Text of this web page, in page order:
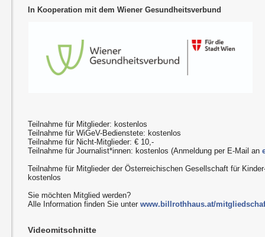
In Kooperation mit dem Wiener Gesundheitsverbund
Teilnahme für Mitglieder: kostenlos
Teilnahme für WiGeV-Bedienstete: kostenlos
Teilnahme für Nicht-Mitglieder: € 10,-
Teilnahme für Journalist*innen: kostenlos (Anmeldung per E-Mail an
Teilnahme für Mitglieder der Österreichischen Gesellschaft für
kostenlos
Sie möchten Mitglied werden?
Alle Information finden Sie unterwww.billrothhaus.at/
Videomitschnitte